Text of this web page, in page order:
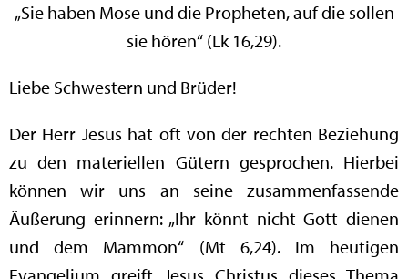
„Sie haben Mose und die Propheten, auf die sollen
sie hören“ (Lk 16,29).
Liebe Schwestern und Brüder!
Der Herr Jesus hat oft von der rechten Beziehung
zu den materiellen Gütern gesprochen. Hierbei
können wir uns an seine zusammenfassende
Äußerung erinnern: „Ihr könnt nicht Gott dienen
und dem Mammon“ (Mt 6,24). Im heutigen